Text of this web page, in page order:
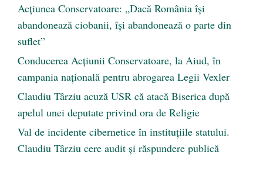
Acțiunea Conservatoare: „Dacă România își
abandonează ciobanii, își abandonează o parte din
suflet”
Conducerea Acțiunii Conservatoare, la Aiud, în
campania națională pentru abrogarea Legii Vexler
Claudiu Târziu acuză USR că atacă Biserica după
apelul unei deputate privind ora de Religie
Val de incidente cibernetice în instituțiile statului.
Claudiu Târziu cere audit și răspundere publică